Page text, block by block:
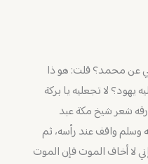
عن محمد؟ قلت: هو ذا
لا تجعليه يا بركة
شعر شيخ مكة عبد
وسلم واقف عند رأسه، ثم
لا أخاف الموت فإن الموت